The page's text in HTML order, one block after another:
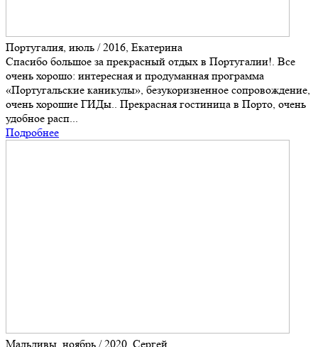
Португалия, июль / 2016, Екатерина
Спасибо большое за прекрасный отдых в Португалии!. Все
очень хорошо: интересная и продуманная программа
«Португальские каникулы», безукоризненное сопровождение,
очень хорошие ГИДы.. Прекрасная гостиница в Порто, очень
удобное расп...
Подробнее
Мальдивы, ноябрь / 2020, Сергей